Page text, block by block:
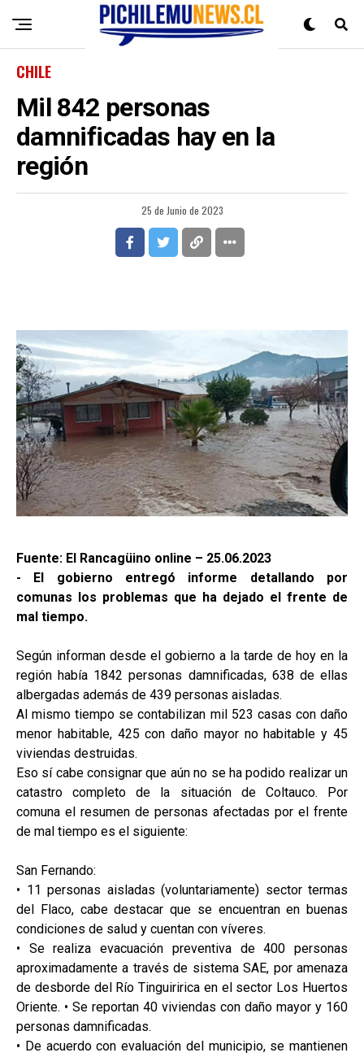
CHILE
Mil 842 personas
damnificadas hay en la
región
25 de Junio de 2023
Fuente: El Rancagüino online – 25.06.2023
- El gobierno entregó informe detallando por
comunas los problemas que ha dejado el frente de
mal tiempo.
Según informan desde el gobierno a la tarde de hoy en la
región había 1842 personas damnificadas, 638 de ellas
albergadas además de 439 personas aisladas.
Al mismo tiempo se contabilizan mil 523 casas con daño
menor habitable, 425 con daño mayor no habitable y 45
viviendas destruidas.
Eso sí cabe consignar que aún no se ha podido realizar un
catastro completo de la situación de Coltauco. Por
comuna el resumen de personas afectadas por el frente
de mal tiempo es el siguiente:
San Fernando:
• 11 personas aisladas (voluntariamente) sector termas
del Flaco, cabe destacar que se encuentran en buenas
condiciones de salud y cuentan con víveres.
• Se realiza evacuación preventiva de 400 personas
aproximadamente a través de sistema SAE, por amenaza
de desborde del Río Tinguiririca en el sector Los Huertos
Oriente. • Se reportan 40 viviendas con daño mayor y 160
personas damnificadas.
• De acuerdo con evaluación del municipio, se mantienen